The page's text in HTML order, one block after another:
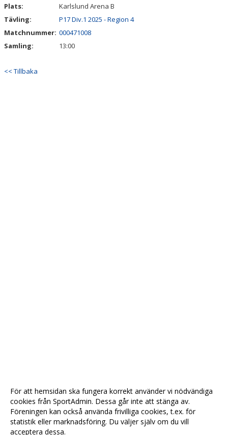
Plats:
Karlslund Arena B
Tävling:
P17 Div.1 2025 - Region 4
Matchnummer: 000471008
Samling:
13:00
<< Tillbaka
För att hemsidan ska fungera korrekt använder vi nödvändiga
cookies från SportAdmin. Dessa går inte att stänga av.
Föreningen kan också använda frivilliga cookies, t.ex. för
statistik eller marknadsföring. Du väljer själv om du vill
acceptera dessa.